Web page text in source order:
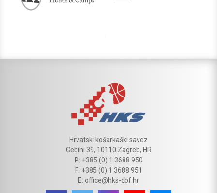
Hrvatski košarkaški savez
Cebini 39, 10110 Zagreb, HR
P: +385 (0) 1 3688 950
F: +385 (0) 1 3688 951
E: office@hks-cbf.hr